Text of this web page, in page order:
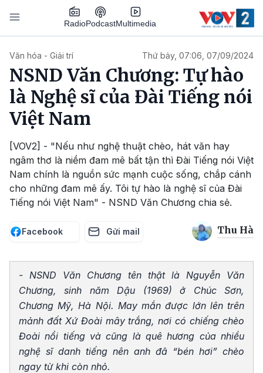
Nhảy đến nội dung
RadioPodcastMultimedia
Văn hóa - Giải trí Thứ bảy, 07:06, 07/09/2024
NSND Văn Chương: Tự hào
là Nghệ sĩ của Đài Tiếng nói
Việt Nam
[VOV2] - "Nếu như nghệ thuật chèo, hát văn hay
ngâm thơ là niềm đam mê bất tận thì Đài Tiếng nói Việt
Nam chính là nguồn sức mạnh cuộc sống, chắp cánh
cho những đam mê ấy. Tôi tự hào là nghệ sĩ của Đài
Tiếng nói Việt Nam" - NSND Văn Chương chia sẻ.
Facebook Gửi mail Thu Hà
- NSND Văn Chương tên thật là Nguyễn Văn
Chương, sinh năm Dậu (1969) ở Chúc Sơn,
Chương Mỹ, Hà Nội. May mắn được lớn lên trên
mảnh đất Xứ Đoài mây trắng, nơi có chiếng chèo
Đoài nổi tiếng và cũng là quê hương của nhiều
nghệ sĩ danh tiếng nên anh đã “bén hơi” chèo
ngay từ khi còn nhỏ.